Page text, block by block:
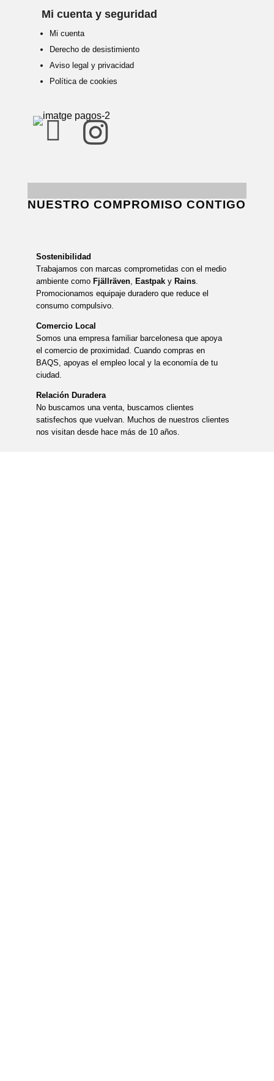
Mi cuenta y seguridad
Mi cuenta
Derecho de desistimiento
Aviso legal y privacidad
Política de cookies
 
NUESTRO COMPROMISO CONTIGO
Sostenibilidad
Trabajamos con marcas comprometidas con el medio
ambiente como Fjällräven, Eastpak y Rains.
Promocionamos equipaje duradero que reduce el
consumo compulsivo.
Comercio Local
Somos una empresa familiar barcelonesa que apoya
el comercio de proximidad. Cuando compras en
BAQS, apoyas el empleo local y la economía de tu
ciudad.
Relación Duradera
No buscamos una venta, buscamos clientes
satisfechos que vuelvan. Muchos de nuestros clientes
nos visitan desde hace más de 10 años.